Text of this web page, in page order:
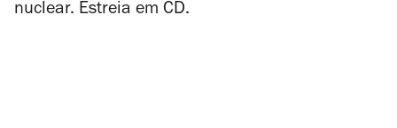
nuclear. Estreia em CD.